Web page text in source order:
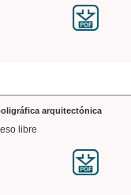
arquitectónica
libre